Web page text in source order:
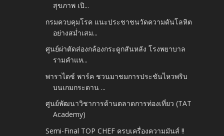
สุขภาพ เปิ...
กรมควบคุมโรค แนะประชาชนวัดความดันโลหิต
อย่างสม่ำเสม...
ศูนย์ผ่าตัดส่องกล้องกระดูกสันหลัง โรงพยาบาล
รามคำแห...
พาราไดซ์ พาร์ค ชวนมาชมการประชันไหวพริบ
บนเกมกระดาน ...
ศูนย์พัฒนาวิชาการด้านตลาดการท่องเที่ยว (TAT
Academy)
Semi-Final TOP CHEF ครบเครื่องความมันส์ !!